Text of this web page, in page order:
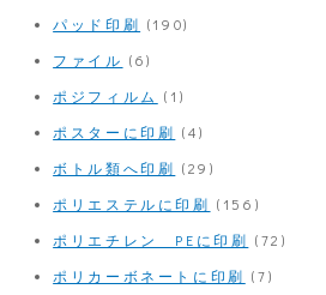
パッド印刷 (190)
ファイル (6)
ポジフィルム (1)
ポスターに印刷 (4)
ボトル類へ印刷 (29)
ポリエステルに印刷 (156)
ポリエチレン PEに印刷 (72)
ポリカーボネートに印刷 (7)